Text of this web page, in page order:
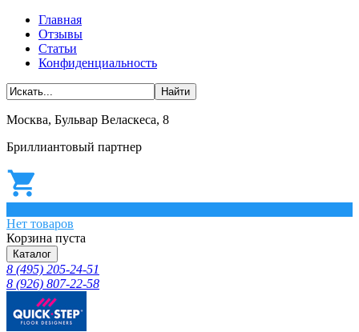
Главная
Отзывы
Статьи
Конфиденциальность
Москва, Бульвар Веласкеса, 8
Бриллиантовый партнер
Нет товаров
Корзина пуста
Каталог
8 (495) 205-24-51
8 (926) 807-22-58